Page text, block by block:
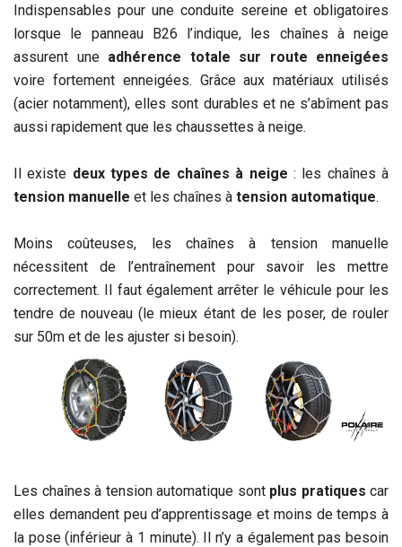
Indispensables pour une conduite sereine et obligatoires
lorsque le panneau B26 l’indique, les chaînes à neige
assurent une adhérence totale sur route enneigées
voire fortement enneigées. Grâce aux matériaux utilisés
(acier notamment), elles sont durables et ne s’abîment pas
aussi rapidement que les chaussettes à neige.
Il existe deux types de chaînes à neige : les chaînes à
tension manuelle et les chaînes à tension automatique.
Moins coûteuses, les chaînes à tension manuelle
nécessitent de l’entraînement pour savoir les mettre
correctement. Il faut également arrêter le véhicule pour les
tendre de nouveau (le mieux étant de les poser, de rouler
sur 50m et de les ajuster si besoin).
Les chaînes à tension automatique sontplus pratiques car
elles demandent peu d’apprentissage et moins de temps à
la pose (inférieur à 1 minute). Il n’y a également pas besoin